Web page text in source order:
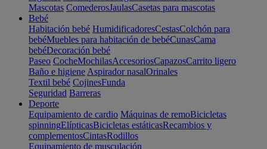
Mascotas ComederosJaulasCasetas para mascotas
Bebé
Habitación bebé HumidificadoresCestasColchón para
bebéMuebles para habitación de bebéCunasCama
bebéDecoración bebé
Paseo CocheMochilasAccesoriosCapazosCarrito ligero
Baño e higiene Aspirador nasalOrinales
Textil bebé CojinesFunda
Seguridad Barreras
Deporte
Equipamiento de cardio Máquinas de remoBicicletas
spinningElípticasBicicletas estáticasRecambios y
complementosCintasRodillos
Equipamiento de musculación